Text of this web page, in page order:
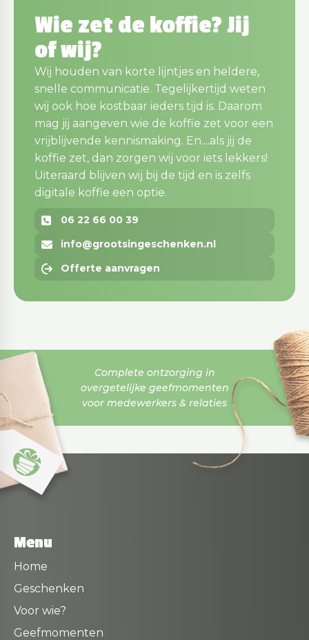
Wie zet de koffie? Jij
of wij?
Wij houden van korte lijntjes en heldere,
snelle communicatie. Tegelijkertijd weten
wij ook hoe kostbaar ieders tijd is. Daarom
mag jij aangeven wie de koffie zet voor een
vrijblijvende kennismaking. En....als jij de
koffie zet, dan zorgen wij voor iets lekkers!
Uiteraard blijven wij bij de tijd en is zelfs
digitale koffie een optie.
06 22 66 00 39
info@grootsingeschenken.nl
Offerte aanvragen
Complete ontzorging in
overgetelijke geefmomenten
voor medewerkers & relaties
Menu
Home
Geschenken
Voor wie?
Geefmomenten